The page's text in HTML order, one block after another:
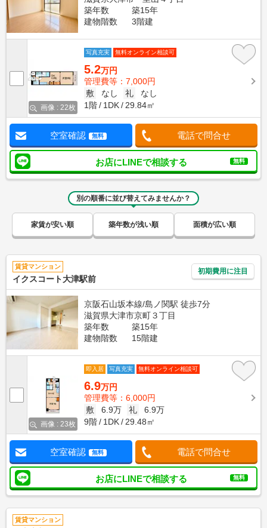
築年数
築15年
建物階数
3階建
画像 : 22枚
写真充実 無料オンライン相談可
5.2万円
管理費等：7,000円
敷
なし 礼
なし
1階
1DK 29.84㎡
空室確認 無料 電話で問合せ
お店にLINEで相談する 無料
別の順番に並び替えてみませんか？
家賃が安い順 築年数が浅い順 面積が広い順
賃貸マンション
イクスコート大津駅前
初期費用に注目
京阪石山坂本線/島ノ関駅 徒歩7分
滋賀県大津市京町３丁目
築年数
築15年
建物階数
15階建
画像 : 23枚
即入居 写真充実 無料オンライン相談可
6.9万円
管理費等：6,000円
敷
6.9万 礼
6.9万
9階
1DK 29.48㎡
空室確認 無料 電話で問合せ
お店にLINEで相談する 無料
賃貸マンション